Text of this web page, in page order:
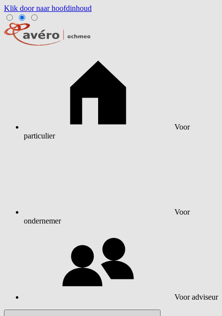
Klik door naar hoofdinhoud
Voor
particulier
Voor
ondernemer
Voor adviseur